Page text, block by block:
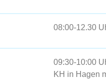
08:00-12.30
09:30-10:00
KH in Hagen